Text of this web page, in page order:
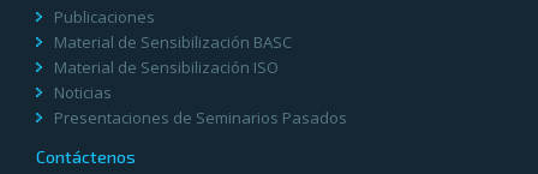
Publicaciones
Material de Sensibilización BASC
Material de Sensibilización ISO
Noticias
Presentaciones de Seminarios Pasados
Contáctenos